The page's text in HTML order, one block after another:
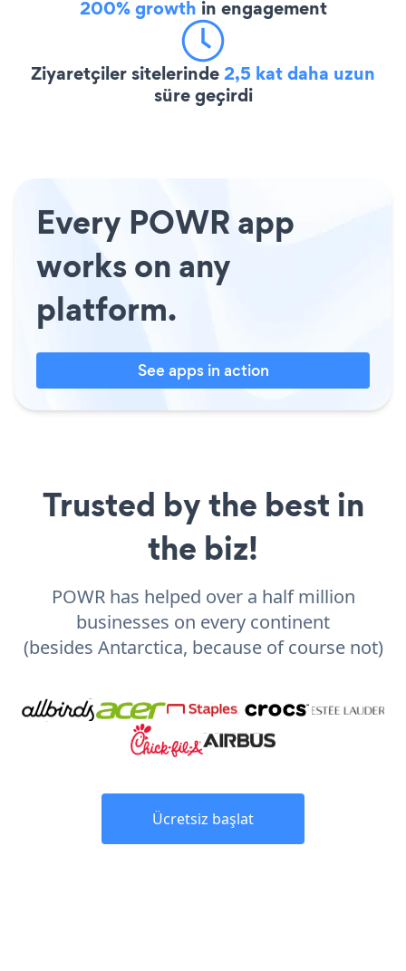
200% growth in engagement
Ziyaretçiler sitelerinde2,5 kat daha uzun
süre geçirdi
Every POWR app
works on any
platform.
See apps in action
Trusted by the best in
the biz!
POWR has helped over a half million
businesses on every continent
(besides Antarctica, because of course not)
Ücretsiz başlat